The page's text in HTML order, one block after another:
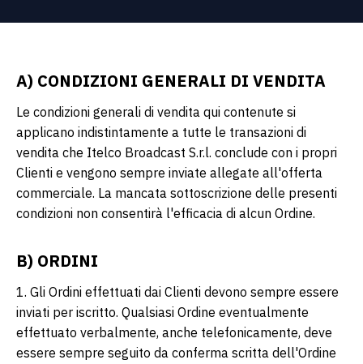
A) CONDIZIONI GENERALI DI VENDITA
Le condizioni generali di vendita qui contenute si
applicano indistintamente a tutte le transazioni di
vendita che Itelco Broadcast S.r.l. conclude con i propri
Clienti e vengono sempre inviate allegate all'offerta
commerciale. La mancata sottoscrizione delle presenti
condizioni non consentirà l'efficacia di alcun Ordine.
B) ORDINI
1. Gli Ordini effettuati dai Clienti devono sempre essere
inviati per iscritto. Qualsiasi Ordine eventualmente
effettuato verbalmente, anche telefonicamente, deve
essere sempre seguito da conferma scritta dell'Ordine